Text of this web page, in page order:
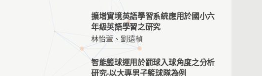
擴增實境英語學習系統應用於國小六
年級英語學習之研究
林怡萱、劉遠楨
智能籃球運用於罰球入球角度之分析
研究-以大專男子籃球隊為例